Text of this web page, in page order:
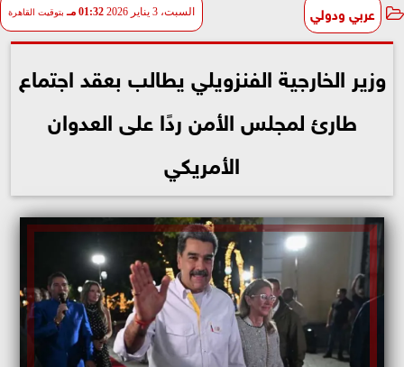
عربي ودولي السبت، 3 يناير 2026 01:32 مـ بتوقيت القاهرة
وزير الخارجية الفنزويلي يطالب بعقد اجتماع
طارئ لمجلس الأمن ردًا على العدوان
الأمريكي